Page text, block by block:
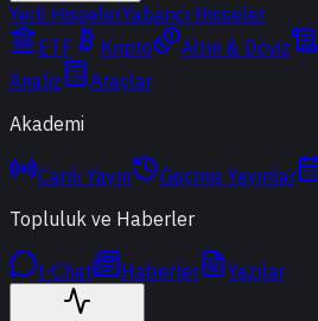
Yerli HisselerYabancı Hisseler
ETF
Kripto Altın & Döviz
Analiz
Araçlar
Akademi
Canlı Yayın Geçmiş Yayınlar
Topluluk ve Haberler
t-Chat Haberler Yazılar